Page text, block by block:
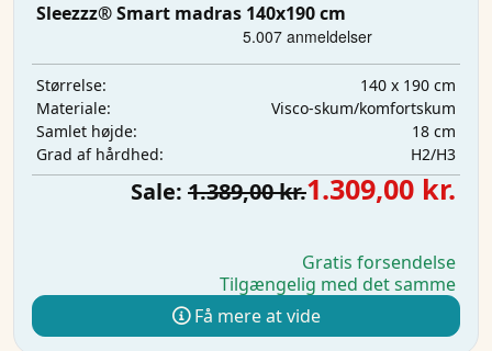
Sleezzz® Smart madras 140x190 cm
Størrelse:
140 x 190 cm
Materiale:
Visco-skum/komfortskum
Samlet højde:
18 cm
Grad af hårdhed:
H2/H3
Sale: 1.389,00 kr.1.309,00 kr.
Gratis forsendelse
Tilgængelig med det samme
Få mere at vide